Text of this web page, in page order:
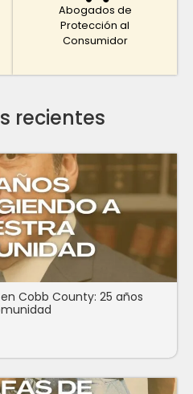
Abogados de
Protección al
Consumidor
recientes
Cobb County: 25 años